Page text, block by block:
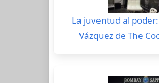
La juventud al
Vázquez de The